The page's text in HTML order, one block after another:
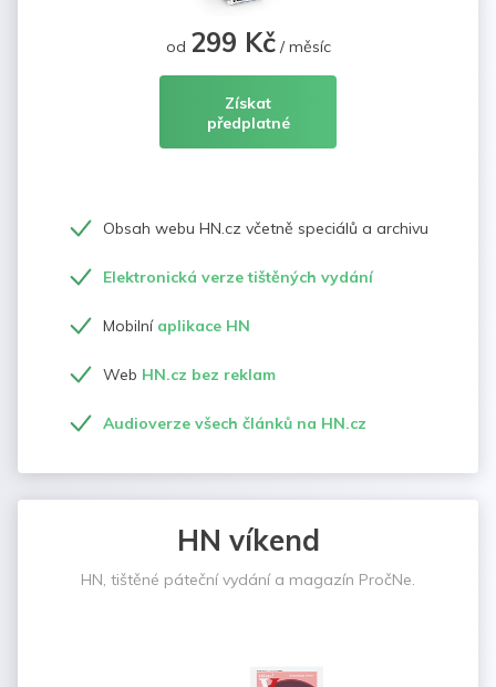
od 299 Kč/ měsíc
Získat
předplatné
Obsah webu HN.cz včetně speciálů a archivu
Elektronická verze tištěných vydání
Mobilní aplikace HN
Web HN.cz bez reklam
Audioverze všech článků na HN.cz
HN víkend
HN, tištěné páteční vydání a magazín PročNe.